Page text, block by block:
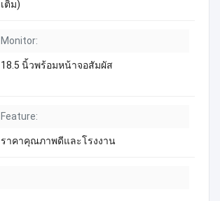
เติม)
Monitor:
18.5 นิ้วพร้อมหน้าจอสัมผัส
Feature:
ราคาคุณภาพดีและโรงงาน